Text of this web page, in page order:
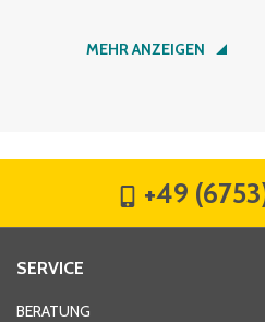
Nachname*
Hausnummer
MEHR ANZEIGEN
+49
SERVICE
BERATUNG